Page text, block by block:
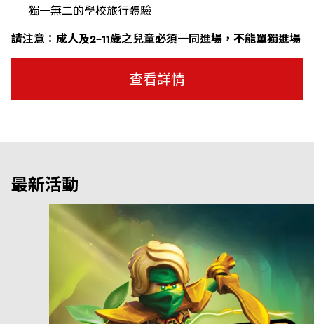
獨一無二的學校旅行體驗
請注意： 成人及2-11歲之兒童必須一同進場，不能單獨進場
查看詳情
最新活動